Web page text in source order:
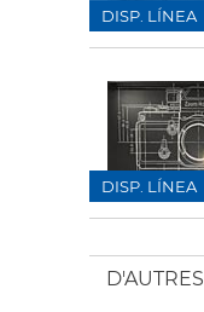
DISP. LÍNEA
DISP. LÍNEA
D'AUTRES